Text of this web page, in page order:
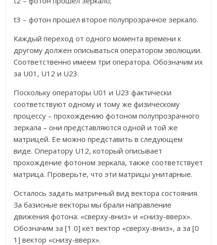
t3 – фотон прошел второе полупрозрачное зеркало.
Каждый переход от одного момента времени к
другому должен описываться оператором эволюции.
Соответственно имеем три оператора. Обозначим их
за U01, U12 и U23.
Поскольку операторы U01 и U23 фактически
соответствуют одному и тому же физическому
процессу – прохождению фотоном полупрозрачного
зеркала – они представляются одной и той же
матрицей. Ее можно представить в следующем
виде. Оператору U12, который описывает
прохождение фотоном зеркала, также соответствует
матрица. Проверьте, что эти матрицы унитарные.
Осталось задать матричный вид вектора состояния.
За базисные векторы мы брали направление
движения фотона: «сверху-вниз» и «снизу-вверх».
Обозначим за [1 0] кет вектор «сверху-вниз», а за [0
1] вектор «снизу-вверх».